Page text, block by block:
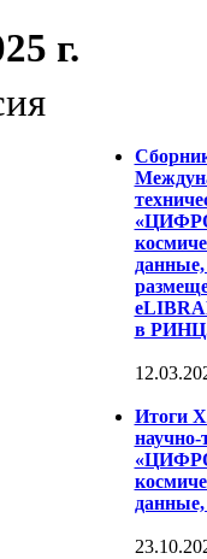
г.
данные,
в
Итоги
научно-
данные,